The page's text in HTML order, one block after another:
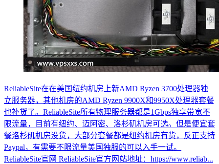
ReliableSite在在美国纽约机房上新AMD Ryzen 3700处理器独
立服务器，其他机房的AMD Ryzen 9900X和9950X处理器套餐
也补货了。ReliableSite所有物理服务器都是1Gbps独享带宽不
限流量，目前有纽约、迈阿密、洛杉矶机房可选。但是便宜套
餐洛杉矶机房没货，大部分套餐都是纽约机房有货，反正支持
Paypal，有需要不限流量美国独服的可以入手一试。
ReliableSite官网 ReliableSite官方网站地址：https://www.reliab...